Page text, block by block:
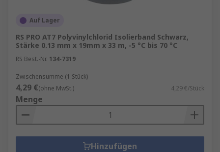
Auf Lager
RS PRO AT7 Polyvinylchlorid Isolierband Schwarz,
Stärke 0.13 mm x 19mm x 33 m, -5 °C bis 70 °C
RS Best.-Nr. 134-7319
Zwischensumme (1 Stück)
4,29 €(ohne MwSt.) 4,29 €/Stück
Menge
Hinzufügen